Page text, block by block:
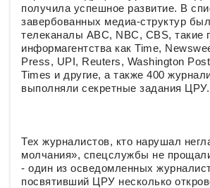
получила успешное развитие. В
завербованных медиа-структур
телеканалы ABC, NBC, CBS,
информагентства как Time,
Press, UPI, Reuters, Washington
Times и другие, а также 400
выполняли секретные задания ЦРУ.
Тех журналистов, кто нарушал
молчания», спецслужбы не
- один из осведомленных
посвятивший ЦРУ несколько